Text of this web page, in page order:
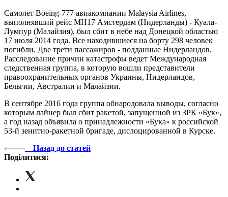
Самолет Boeing-777 авиакомпании Malaysia Airlines,
выполнявший рейс МН17 Амстердам (Нидерланды) - Куала-
Лумпур (Малайзия), был сбит в небе над Донецкой областью
17 июля 2014 года. Все находившиеся на борту 298 человек
погибли. Две трети пассажиров - подданные Нидерландов.
Расследование причин катастрофы ведет Международная
следственная группа, в которую вошли представители
правоохранительных органов Украины, Нидерландов,
Бельгии, Австралии и Малайзии.
В сентябре 2016 года группа обнародовала выводы, согласно
которым лайнер был сбит ракетой, запущенной из ЗРК «Бук»,
а год назад объявила о принадлежности «Бука» к российской
53-й зенитно-ракетной бригаде, дислоцированной в Курске.
Назад до статей
Поділитися: